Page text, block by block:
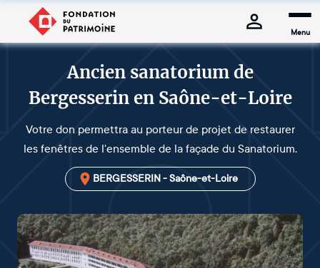
Menu
Ancien sanatorium de
Bergesserin en Saône-et-Loire
Votre don permettra au porteur de projet de restaurer
les fenêtres de l'ensemble de la façade du Sanatorium.
BERGESSERIN - Saône-et-Loire